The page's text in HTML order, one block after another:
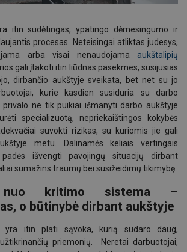
itin sudėtingas, ypatingo dėmesingumo ir
procesas. Neteisingai atliktas judesys,
arba visai nenaudojama aukštalipių
gali įtakoti itin liūdnas pasekmes, susijusias
dirbančio aukštyje sveikata, bet net su jo
kurie kasdien susiduria su darbo
privalo ne tik puikiai išmanyti darbo aukštyje
specializuotą, nepriekaištingos kokybės
suvokti rizikas, su kuriomis jie gali
metu. Dalinamės keliais vertingais
išvengti pavojingų situacijų dirbant
sumažins traumų bei susižeidimų tikimybę.
nuo kritimo sistema –
o būtinybė dirbant aukštyje
yra itin plati sąvoka, kurią sudaro daug,
priemonių. Neretai darbuotojai,